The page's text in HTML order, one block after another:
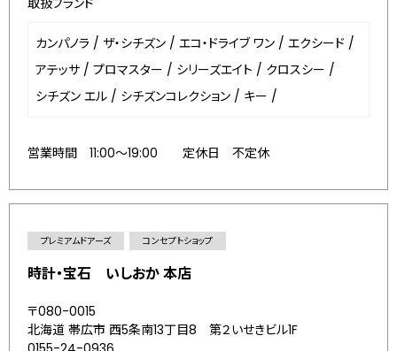
取扱ブランド
カンパノラ / ザ・シチズン / エコ・ドライブ ワン / エクシード /
アテッサ / プロマスター / シリーズエイト / クロスシー /
シチズン エル / シチズンコレクション / キー /
営業時間 11:00～19:00 定休日 不定休
プレミアムドアーズ コンセプトショップ
時計・宝石 いしおか 本店
〒080-0015
北海道 帯広市 西5条南13丁目8 第２いせきビル1F